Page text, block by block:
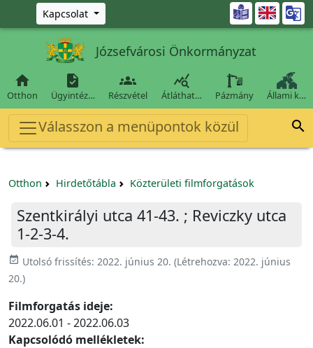
Ugrás a fő tartalomra
Kapcsolat 
Józsefvárosi Önkormányzat

Otthon

Ügyintéz…

Részvétel

Átláthat… Pázmány Állami k…
Válasszon a menüpontok közül 
Otthon Hirdetőtábla Közterületi filmforgatások
Szentkirályi utca 41-43. ; Reviczky utca
1-2-3-4.
event_available Utolsó frissítés: 2022. június 20. (Létrehozva: 2022. június
20.)
Filmforgatás ideje:
2022.06.01 - 2022.06.03
Kapcsolódó mellékletek: